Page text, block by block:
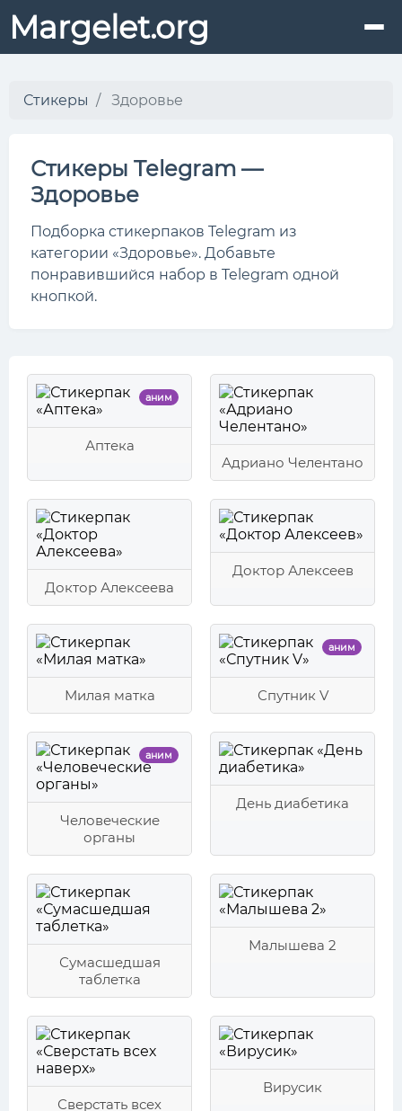
Margelet.org
Стикеры Здоровье
Стикеры Telegram —
Здоровье
Подборка стикерпаков Telegram из
категории «Здоровье». Добавьте
понравившийся набор в Telegram одной
кнопкой.
аним
Аптека
Адриано Челентано
Доктор Алексеева
Доктор Алексеев
Милая матка
аним
Спутник V
аним
Человеческие
органы
День диабетика
Сумасшедшая
таблетка
Малышева 2
Сверстать всех
Вирусик